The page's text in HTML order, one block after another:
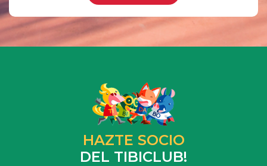
HAZTE SOCIO
DEL TIBICLUB!